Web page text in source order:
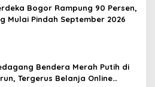
Bogor Rampung 90 Persen,
Mulai Pindah September 2026
Bendera Merah Putih di
Tergerus Belanja Online